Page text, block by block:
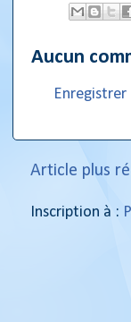
Aucun
Article plus
Inscription à :